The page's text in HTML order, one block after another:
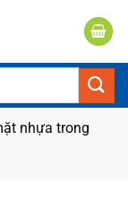
nhựa trong